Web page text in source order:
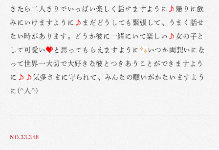
きたら二人きりでいっぱい楽しく話せますように
帰りに飲
みにいけますように
まだどうしても緊張して、うまく話せ
ない時があります。どうか彼に一緒にいて楽しい
女の子と
して可愛い
と思ってもらえますように
いつか両想いにな
って世界一大切で大好きな彼とつきあうことができますよう
に
気多さまに守られて、みんなの願いがかないますよう
に(^人^)
NO.33,348